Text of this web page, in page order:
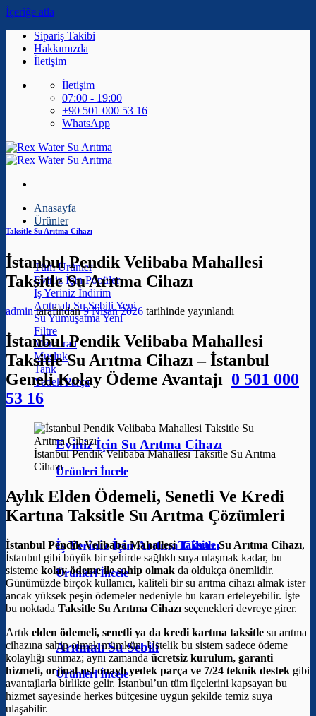
İçeriğe atla
Sipariş Takibi
Hakkımızda
İletişim
İletişim
07:00 - 19:00
+90 501 000 53 16
WhatsApp
Anasayfa
Ürünler
Tüm Ürünler
Eviniz İçin
İş Yeriniz
Arıtmalı Su Sebili
Su Yumuşatma
Filtre
Membran
Musluk
Tank
Yedek Parça
Eviniz İçin Su Arıtma Cihazı
Ürünleri İncele
İş Yeriniz İçin Arıtma Cihazı
Ürünleri İncele
Arıtmalı Su Sebili
Ürünleri İncele
Taksitle Su Arıtma Cihazı
İstanbul Pendik Velibaba Mahallesi
Taksitle Su Arıtma Cihazı
admintarafından 9 Nisan 2026 tarihinde yayınlandı
İstanbul Pendik Velibaba Mahallesi
Taksitle Su Arıtma Cihazı – İstanbul
Geneli Kolay Ödeme Avantajı 0 501 000
53 16
İstanbul Pendik Velibaba Mahallesi Taksitle Su Arıtma
Cihazı
Aylık Elden Ödemeli, Senetli Ve Kredi
Kartına Taksitle Su Arıtma Çözümleri
İstanbul Pendik Velibaba MahallesiTaksitleSu Arıtma Cihazı,
İstanbul gibi büyük bir şehirde sağlıklı suya ulaşmak kadar, bu
sisteme kolay ödeme ile sahip olmak da oldukça önemlidir.
Günümüzde birçok kullanıcı, kaliteli bir su arıtma cihazı almak ister
ancak yüksek peşin ödemeler nedeniyle bu kararı erteleyebilir. İşte
bu noktada Taksitle Su Arıtma Cihazıseçenekleri devreye girer.
Artık elden ödemeli, senetli ya da kredi kartına taksitle su arıtma
cihazına sahip olmak mümkün. Üstelik bu sistem sadece ödeme
kolaylığı sunmaz; aynı zamanda ücretsiz kurulum, garanti
hizmeti, orjinal nsf onaylı yedek parça ve 7/24 teknik destek gibi
avantajlarla birlikte gelir. İstanbul’un tüm ilçelerini kapsayan bu
hizmet sayesinde herkes bütçesine uygun şekilde temiz suya
ulaşabilir.